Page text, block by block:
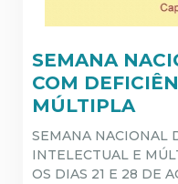
SEMANA
COM
MÚLTIPLA
SEMANA NACIONAL
INTELECTUAL E
OS DIAS 21 E 28 DE